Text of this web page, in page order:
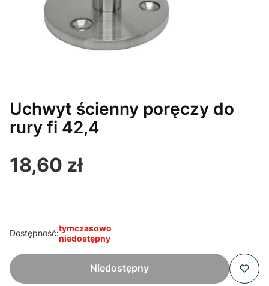
Uchwyt ścienny poręczy do
rury fi 42,4
Cena
18,60 zł
Dostępność:tymczasowo
niedostępny
Niedostępny